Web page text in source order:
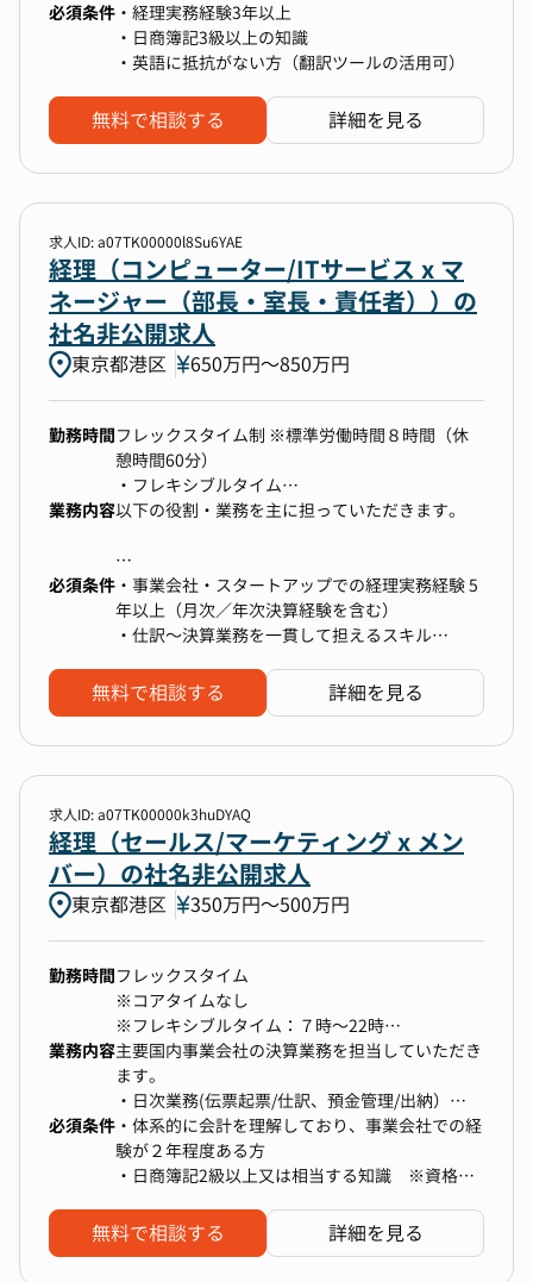
検索する
・経費精算の証憑確認および承認作業（海外含
む）
・請求書内容の確認、振込データ作成および振込
・売掛金・買掛金などの債権・債務管理
・固定資産の登録および管理
算の早期化・精度向上
・未整備な会計基準（研究開発やソフトウェアの
資産計上等）の構築
■配属先
必須条件 ・経理実務経験3年以上
・日商簿記3級以上の知識
・英語に抵抗がない方（翻訳ツールの活用可）
無料で相談する 詳細を見る
求人ID: a07TK00000l8Su6YAE
経理（コンピューター/ITサービス x マ
ネージャー（部長・室長・責任者））の
社名非公開求人
東京都港区 650万円〜850万円
勤務時間フレックスタイム制 ※標準労働時間８時間（休
憩時間60分）
・フレキシブルタイム
始業時間帯：5:00 - 11:00
・コアタイム：11:00 - 16:00
※業務の都合により変更する場合あり
※所定時間を超える労働あり
業務内容以下の役割・業務を主に担っていただきます。
・日常的な経理業務、月次・年次決算の取りまと
め
・予実管理、資金繰り・キャッシュフロー管理の
・経理フロー・業務プロセスの設計・改善
・税務申告（法人税、消費税など）および外部専
・その他各種規程整備等
【働く環境】
・スピード感を持って様々な変化に対応できる能
力や経験
理士・監査法人との社外ステークホルダーとの折
衝の経験
・0→1環境での制度設計・フロー構築を一気通貫
で経験し、市場価値の高い経験・ナレッジを習得
・グローバルで生じている社会課題に対して事
業・テクノロジーを通じた課題解決への貢献実感
必須条件 ・事業会社・スタートアップでの経理実務経験 5
年以上（月次／年次決算経験を含む）
・仕訳～決算業務を一貫して担えるスキル
・スタートアップ特有の変化速度に対応できる柔
軟性・自走力
無料で相談する 詳細を見る
求人ID: a07TK00000k3huDYAQ
経理（セールス/マーケティング x メン
バー）の社名非公開求人
東京都港区 350万円〜500万円
勤務時間フレックスタイム
※コアタイムなし
※フレキシブルタイム：７時～22時
※応答時間帯：平日10時～19時
業務内容主要国内事業会社の決算業務を担当していただき
ます。
・日次業務(伝票起票/仕訳、預金管理/出納）
・月次、四半期、年次決算業務、監査対応
・上記業務に付随するシステム導入、改善や自動
化等の業務効率化・改善 など
【本ポジションの魅力】
必須条件 ・体系的に会計を理解しており、事業会社での経
験が２年程度ある方
・日商簿記2級以上又は相当する知識 ※資格は
・ITリテラシーレベル Officeが使える（Excel、
Word、Power point）
無料で相談する 詳細を見る